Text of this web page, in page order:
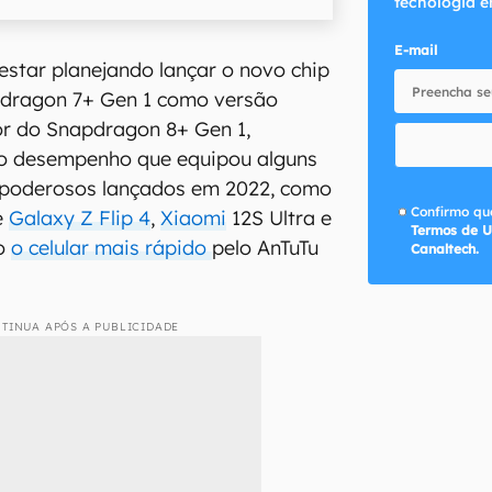
planejando lançar o novo chip
7+ Gen 1 como versão
do Snapdragon 8+ Gen 1,
desempenho que equipou alguns
lançados em 2022, como
Galaxy Z Flip 4,Xiaomi 12S Ultra e
o celular mais rápido pelo AnTuTu
APÓS A PUBLICIDADE
E-mail
Confirmo
Termos de
Canaltech.